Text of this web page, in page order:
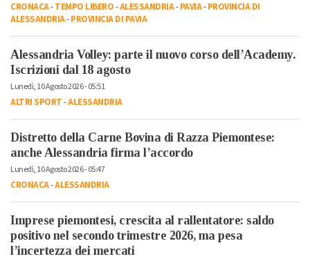
CRONACA-TEMPO LIBERO-ALESSANDRIA-PAVIA-PROVINCIA DI
ALESSANDRIA-PROVINCIA DI PAVIA
Alessandria Volley: parte il nuovo corso dell’Academy.
Iscrizioni dal 18 agosto
Lunedì, 10 Agosto 2026 - 05:51
ALTRI SPORT-ALESSANDRIA
Distretto della Carne Bovina di Razza Piemontese:
anche Alessandria firma l’accordo
Lunedì, 10 Agosto 2026 - 05:47
CRONACA-ALESSANDRIA
Imprese piemontesi, crescita al rallentatore: saldo
positivo nel secondo trimestre 2026, ma pesa
l’incertezza dei mercati